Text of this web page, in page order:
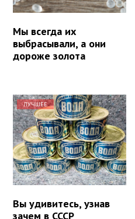
Мы всегда их
выбрасывали, а они
дороже золота
ЛУЧШЕЕ
Вы удивитесь, узнав
зачем в СССР